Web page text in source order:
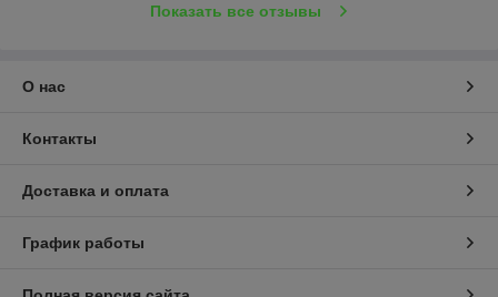
Показать все отзывы
О нас
Контакты
Доставка и оплата
График работы